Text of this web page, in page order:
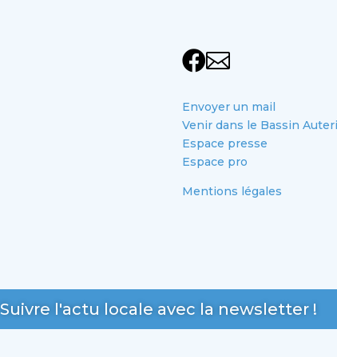

Envoyer un mail
Venir dans le Bassin
Espace presse
Espace pro
Mentions légales
Suivre l'actu locale avec la newsletter !